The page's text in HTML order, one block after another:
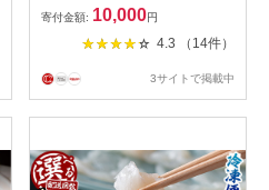
寄付金額: 10,000円
4.3 （14件）
3サイトで掲載中